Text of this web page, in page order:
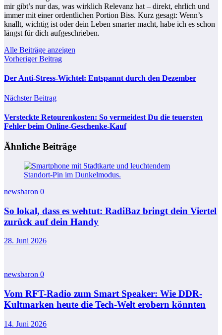
mir gibt’s nur das, was wirklich Relevanz hat – direkt, ehrlich und
immer mit einer ordentlichen Portion Biss. Kurz gesagt: Wenn’s
knallt, wichtig ist oder dein Leben smarter macht, habe ich es schon
längst für dich aufgeschrieben.
Alle Beiträge anzeigen
Vorheriger Beitrag
Der Anti-Stress-Wichtel: Entspannt durch den Dezember
Nächster Beitrag
Versteckte Retourenkosten: So vermeidest Du die teuersten
Fehler beim Online-Geschenke-Kauf
Ähnliche Beiträge
newsbaron 0
So lokal, dass es wehtut: RadiBaz bringt dein Viertel
zurück auf dein Handy
28. Juni 2026
newsbaron 0
Vom RFT-Radio zum Smart Speaker: Wie DDR-
Kultmarken heute die Tech-Welt erobern könnten
14. Juni 2026